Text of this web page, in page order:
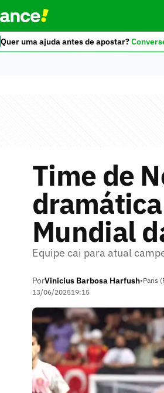
Quer uma ajuda antes de apostar?
Time de
Mundial
Equipe cai para atual
PorVinicius Barbosa Harfush•Paris
13/06/202519:15